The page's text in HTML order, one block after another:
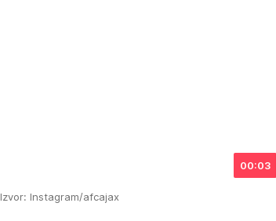
00:03
Izvor: Instagram/afcajax